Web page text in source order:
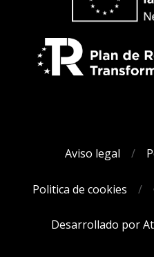
Aviso legal
Politica de cookies
Desarrollado por